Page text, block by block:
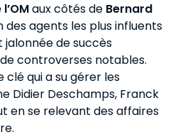
des agents
aux côtés de Bernard
des agents les plus influents
jalonnée de succès
controverses notables.
clé qui a su gérer les
Didier Deschamps, Franck
en se relevant des affaires